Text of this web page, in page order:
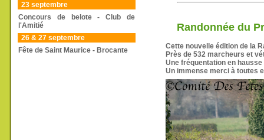
Randonnée du
Cette nouvelle édition de la
Près de 532 marcheurs et
Une fréquentation en
Un immense merci à toutes
23 septembre
Concours de belote - Club de
l'Amitié
26 & 27 septembre
Fête de Saint Maurice - Brocante